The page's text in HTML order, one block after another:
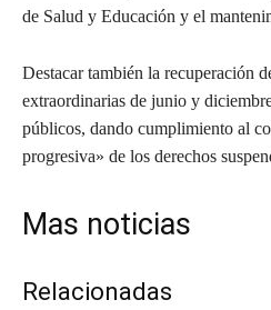
de Salud y Educación y el
Destacar también la recuperación
extraordinarias de junio y
públicos, dando cumplimiento al
progresiva» de los derechos
Mas noticias
Relacionadas